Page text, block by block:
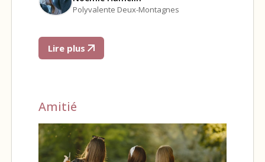
Polyvalente Deux-Montagnes
Lire plus
Amitié